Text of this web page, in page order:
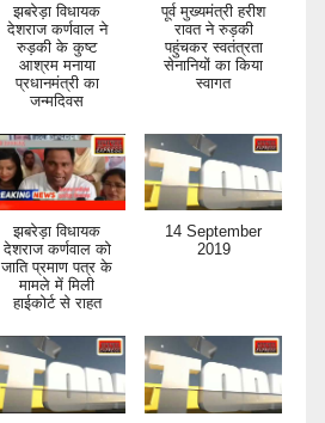
झबरेड़ा विधायक
देशराज कर्णवाल ने
रुड़की के कुष्ट
आश्रम मनाया
प्रधानमंत्री का
जन्मदिवस
पूर्व मुख्यमंत्री हरीश
रावत ने रुड़की
पहुंचकर स्वतंत्रता
सेनानियों का किया
स्वागत
झबरेड़ा विधायक
देशराज कर्णवाल को
जाति प्रमाण पत्र के
मामले में मिली
हाईकोर्ट से राहत
14 September
2019